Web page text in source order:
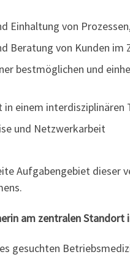
Einhaltung von
Beratung von Kunden
bestmöglichen und
in einem
und Netzwerkarbeit
Aufgabengebiet dieser
am zentralen Standort
gesuchten